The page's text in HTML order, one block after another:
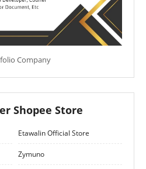
Company
Shopee Store
Etawalin Official Store
Zymuno